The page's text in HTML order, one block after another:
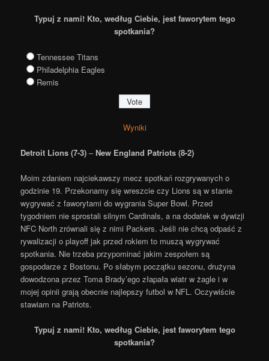
Typuj z nami! Kto, według Ciebie, jest faworytem tego
spotkania?
Tennessee Titans
Philadelphia Eagles
Remis
Wyniki
Detroit Lions (7-3)– New England Patriots (8-2)
Moim zdaniem najciekawszy mecz spotkań rozgrywanych o
godzinie 19. Przekonamy się wreszcie czy Lions są w stanie
wygrywać z faworytami do wygrania Super Bowl. Przed
tygodniem nie sprostali silnym Cardinals, a na dodatek w dywizji
NFC North zrównali się z nimi Packers. Jeśli nie chcą odpaść z
rywalizacji o playoff jak przed rokiem to muszą wygrywać
spotkania. Nie trzeba przypominać jakim zespołem są
gospodarze z Bostonu. Po słabym początku sezonu, drużyna
dowodzona przez Toma Brady’ego złapała wiatr w żagle i w
mojej opinii grają obecnie najlepszy futbol w NFL. Oczywiście
stawiam na Patriots.
Typuj z nami! Kto, według Ciebie, jest faworytem tego
spotkania?